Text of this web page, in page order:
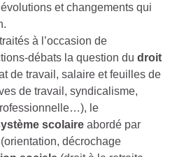
et changements qui
à l’occasion de
débats la question du droit
de travail, salaire et feuilles de
de travail, syndicalisme,
le
scolaire abordé par
décrochage